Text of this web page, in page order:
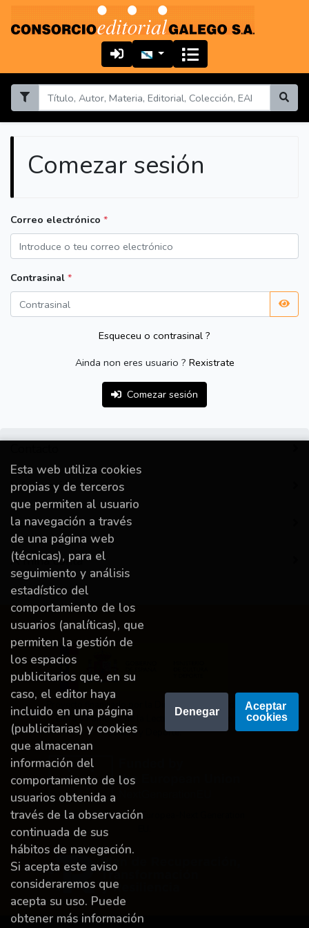
Comezar sesión
Correo electrónico *
Contrasinal *
Esqueceu o contrasinal ?
Ainda non eres usuario ? Rexistrate
Comezar sesión
Información
Destacado
A miña conta
Proyecto financiado por la Dirección General del
Libro y Fomento de la Lectura, Ministerio de
Cultura y Deporte.
Financiado por la Unión Europea-Next Generation
Esta web utiliza cookies
propias y de terceros
que permiten al usuario
la navegación a través
de una página web
(técnicas), para el
seguimiento y análisis
estadístico del
comportamiento de los
usuarios (analíticas), que
permiten la gestión de
los espacios
publicitarios que, en su
caso, el editor haya
incluido en una página
(publicitarias) y cookies
que almacenan
información del
comportamiento de los
usuarios obtenida a
través de la observación
continuada de sus
hábitos de navegación.
Si acepta este aviso
consideraremos que
acepta su uso. Puede
obtener más información
Denegar
Aceptar
cookies